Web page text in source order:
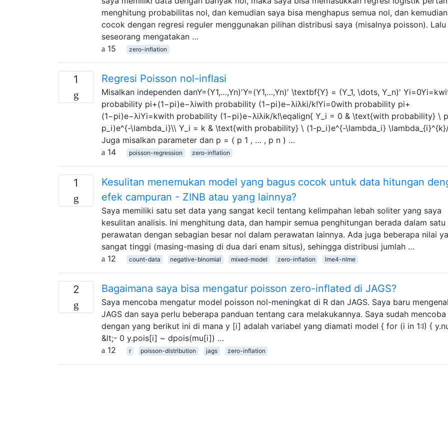
menghitung probabilitas nol, dan kemudian saya bisa menghapus semua nol, dan kemudian
cocok dengan regresi reguler menggunakan pilihan distribusi saya (misalnya poisson). Lalu
seseorang mengatakan …
15
zero-inflation
1 Regresi Poisson nol-inflasi
Misalkan independen danY=(Y1,…,Yn)′Y=(Y1,…,Yn)′ \textbf{Y} = (Y_1, \dots, Y_n)'
probability pi+(1−pi)e−λiwith probability (1−pi)e−λiλki/k!Yi=0with probability pi+
(1−pi)e−λiYi=kwith probability (1−pi)e−λiλik/k!\eqalign{ Y_i = 0 & \text{with probability} \
p_i)e^{-\lambda_i}\\ Y_i = k & \text{with probability} \ (1-p_i)e^{-\lambda_i}
Juga misalkan parameter dan p = ( p 1 , … , p n ) …
14
poisson-regression zero-inflation
1
Kesulitan menemukan model yang bagus cocok untuk data hitungan
efek campuran - ZINB atau yang lainnya?
Saya memiliki satu set data yang sangat kecil tentang kelimpahan lebah soliter yang saya
kesulitan analisis. Ini menghitung data, dan hampir semua penghitungan berada dalam satu
perawatan dengan sebagian besar nol dalam perawatan lainnya. Ada juga beberapa nilai
sangat tinggi (masing-masing di dua dari enam situs), sehingga distribusi jumlah …
12
count-data negative-binomial mixed-model zero-inflation lme4-nlme
2 Bagaimana saya bisa mengatur poisson zero-inflated di JAGS?
Saya mencoba mengatur model poisson nol-meningkat di R dan JAGS. Saya baru mengenal
JAGS dan saya perlu beberapa panduan tentang cara melakukannya. Saya sudah mencoba
dengan yang berikut ini di mana y [i] adalah variabel yang diamati model { for (i in 1:I) {
&lt;- 0 y.pois[i] ~ dpois(mu[i]) …
12
r poisson-distribution jags zero-inflation